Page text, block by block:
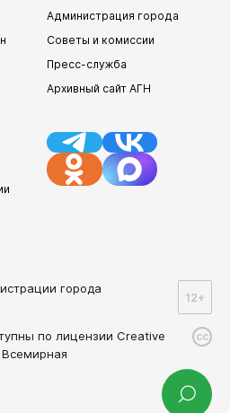
Администрация города
Советы и комиссии
Пресс-служба
Архивный сайт АГН
города
12+
cc
по лицензии Creative